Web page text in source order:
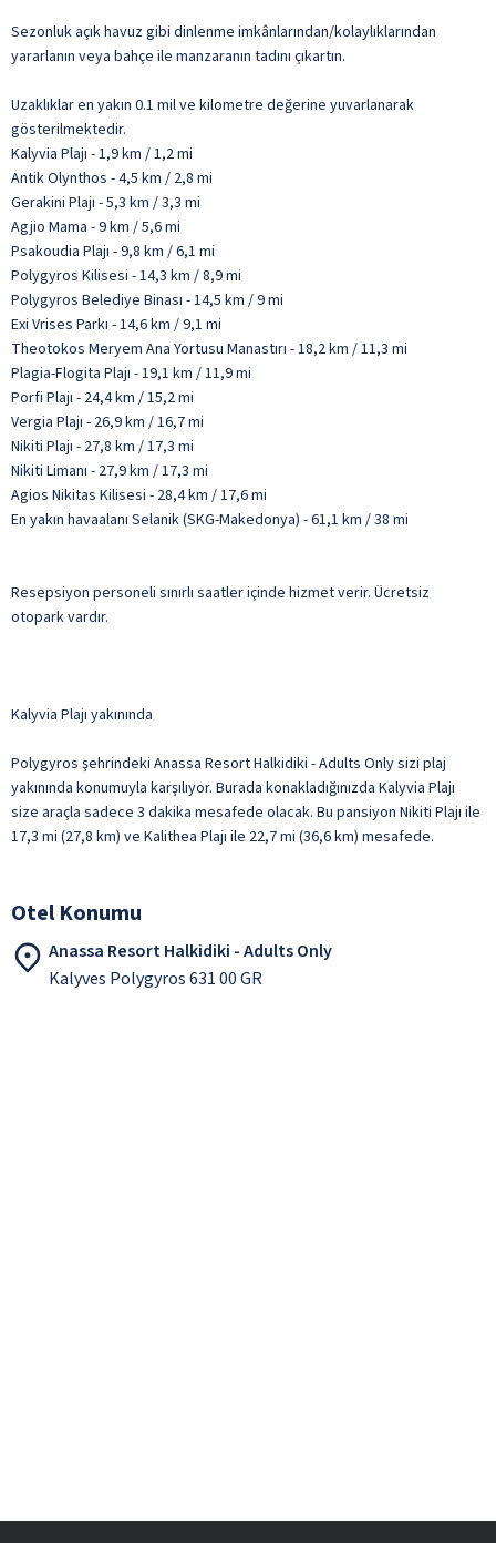
Sezonluk açık havuz gibi dinlenme imkânlarından/kolaylıklarından
yararlanın veya bahçe ile manzaranın tadını çıkartın.
Uzaklıklar en yakın 0.1 mil ve kilometre değerine yuvarlanarak
gösterilmektedir.
Kalyvia Plajı - 1,9 km / 1,2 mi
Antik Olynthos - 4,5 km / 2,8 mi
Gerakini Plajı - 5,3 km / 3,3 mi
Agjio Mama - 9 km / 5,6 mi
Psakoudia Plajı - 9,8 km / 6,1 mi
Polygyros Kilisesi - 14,3 km / 8,9 mi
Polygyros Belediye Binası - 14,5 km / 9 mi
Exi Vrises Parkı - 14,6 km / 9,1 mi
Theotokos Meryem Ana Yortusu Manastırı - 18,2 km / 11,3 mi
Plagia-Flogita Plajı - 19,1 km / 11,9 mi
Porfi Plajı - 24,4 km / 15,2 mi
Vergia Plajı - 26,9 km / 16,7 mi
Nikiti Plajı - 27,8 km / 17,3 mi
Nikiti Limanı - 27,9 km / 17,3 mi
Agios Nikitas Kilisesi - 28,4 km / 17,6 mi
En yakın havaalanı Selanik (SKG-Makedonya) - 61,1 km / 38 mi
Resepsiyon personeli sınırlı saatler içinde hizmet verir. Ücretsiz
otopark vardır.
Kalyvia Plajı yakınında
Polygyros şehrindeki Anassa Resort Halkidiki - Adults Only sizi plaj
yakınında konumuyla karşılıyor. Burada konakladığınızda Kalyvia Plajı
size araçla sadece 3 dakika mesafede olacak. Bu pansiyon Nikiti Plajı ile
17,3 mi (27,8 km) ve Kalithea Plajı ile 22,7 mi (36,6 km) mesafede.
Otel Konumu
Anassa Resort Halkidiki - Adults Only
Kalyves Polygyros 631 00 GR